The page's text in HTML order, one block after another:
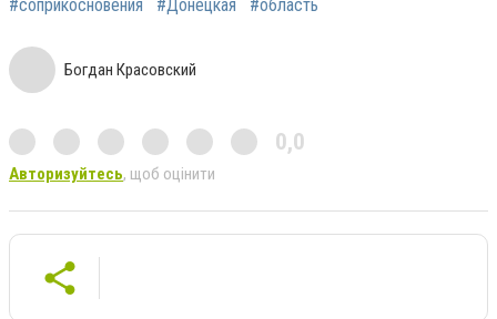
#соприкосновения
#Донецкая #область
Богдан Красовский
0,0
Авторизуйтесь, щоб оцінити